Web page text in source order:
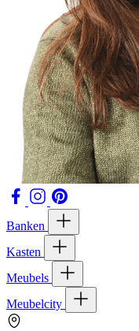
Banken
Kasten
Meubels
Meubelcity